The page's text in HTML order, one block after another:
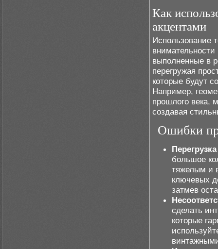
Как
акцентами
Использование
выполненные в
перегружая
которые будут
Например,
прошлого века,
создавая
Ошибки
большое
тяжелым и
ключевых
затмев
сделать
которые